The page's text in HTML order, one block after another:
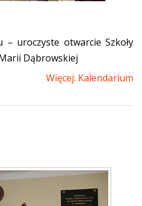
– uroczyste otwarcie Szkoły
Dąbrowskiej
Więcej: Kalendarium